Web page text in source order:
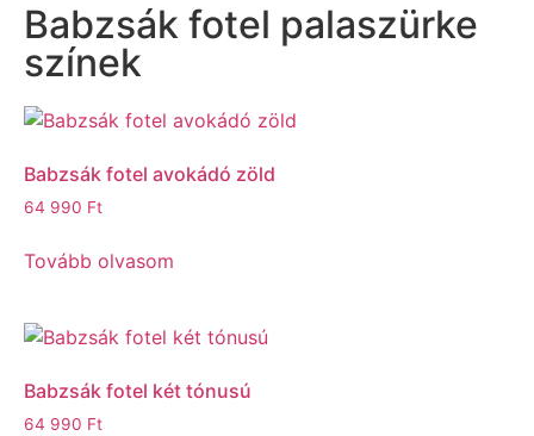
Babzsák fotel palaszürke
színek
Babzsák fotel avokádó zöld
64 990 Ft
Tovább olvasom
Babzsák fotel két tónusú
64 990 Ft